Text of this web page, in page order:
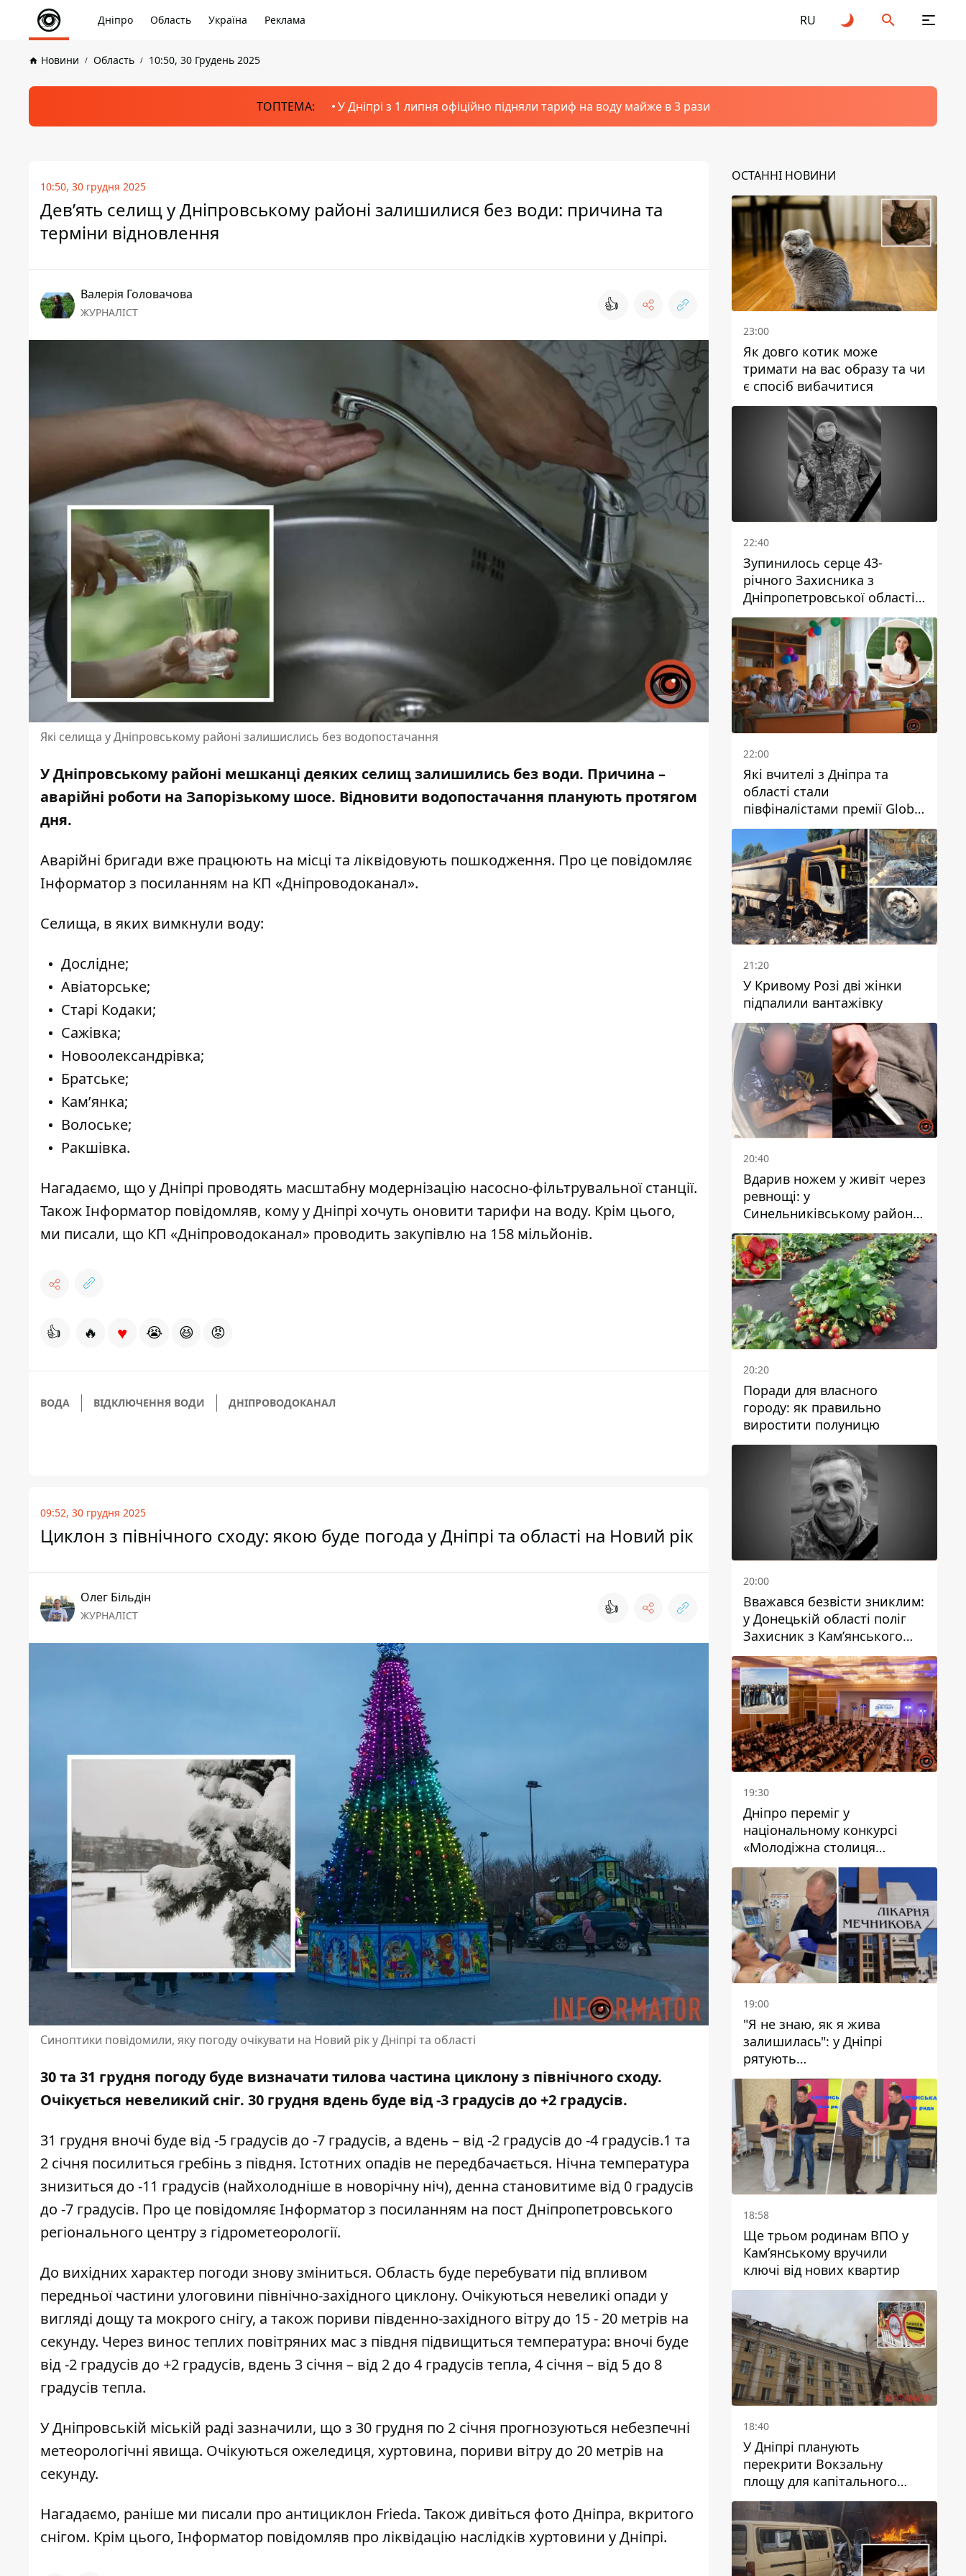
Дніпро Область Україна Реклама RU
Новини Область 10:50, 30 Грудень 2025
ТОПТЕМА: У Дніпрі з 1 липня офіційно підняли тариф на воду майже в 3 рази
10:50, 30 грудня 2025
Дев’ять селищ у Дніпровському районі залишилися без води: причина та
терміни відновлення
Валерія Головачова
ЖУРНАЛІСТ 👍
Які селища у Дніпровському районі залишислись без водопостачання
У Дніпровському районі мешканці деяких селищ залишились без води. Причина –
аварійні роботи на Запорізькому шосе. Відновити водопостачання планують протягом
дня.
Аварійні бригади вже працюють на місці та ліквідовують пошкодження. Про це повідомляє
Інформатор з посиланням на КП «Дніпроводоканал».
Селища, в яких вимкнули воду:
Дослідне;
Авіаторське;
Старі Кодаки;
Сажівка;
Новоолександрівка;
Братське;
Кам’янка;
Волоське;
Ракшівка.
Нагадаємо, що у Дніпрі проводять масштабну модернізацію насосно-фільтрувальної станції.
Також Інформатор повідомляв, кому у Дніпрі хочуть оновити тарифи на воду. Крім цього,
ми писали, що КП «Дніпроводоканал» проводить закупівлю на 158 мільйонів.
👍 🔥 ♥ 😭 😆 😡
ВОДА ВІДКЛЮЧЕННЯ ВОДИ ДНІПРОВОДОКАНАЛ
09:52, 30 грудня 2025
Циклон з північного сходу: якою буде погода у Дніпрі та області на Новий рік
Олег Більдін
ЖУРНАЛІСТ 👍
Синоптики повідомили, яку погоду очікувати на Новий рік у Дніпрі та області
30 та 31 грудня погоду буде визначати тилова частина циклону з північного сходу.
Очікується невеликий сніг. 30 грудня вдень буде від -3 градусів до +2 градусів.
31 грудня вночі буде від -5 градусів до -7 градусів, а вдень – від -2 градусів до -4 градусів.1 та
2 січня посилиться гребінь з півдня. Істотних опадів не передбачається. Нічна температура
знизиться до -11 градусів (найхолодніше в новорічну ніч), денна становитиме від 0 градусів
до -7 градусів. Про це повідомляє Інформатор з посиланням на пост Дніпропетровського
регіонального центру з гідрометеорології.
До вихідних характер погоди знову зміниться. Область буде перебувати під впливом
передньої частини улоговини північно-західного циклону. Очікуються невеликі опади у
вигляді дощу та мокрого снігу, а також пориви південно-західного вітру до 15 - 20 метрів на
секунду. Через винос теплих повітряних мас з півдня підвищиться температура: вночі буде
від -2 градусів до +2 градусів, вдень 3 січня – від 2 до 4 градусів тепла, 4 січня – від 5 до 8
градусів тепла.
УДніпровській міській раді зазначили, що з 30 грудня по 2 січня прогнозуються небезпечні
метеорологічні явища. Очікуються ожеледиця, хуртовина, пориви вітру до 20 метрів на
секунду.
Нагадаємо, раніше ми писали про антициклон Frieda. Також дивіться фото Дніпра, вкритого
снігом. Крім цього, Інформатор повідомляв про ліквідацію наслідків хуртовини у Дніпрі.
ОСТАННІ НОВИНИ
23:00
Як довго котик може
тримати на вас образу та чи
є спосіб вибачитися
22:40
Зупинилось серце 43-
річного Захисника з
Дніпропетровської області
Євгена Зінченка
22:00
Які вчителі з Дніпра та
області стали
півфіналістами премії Global
Teacher Prize Ukraine 2026
21:20
У Кривому Розі дві жінки
підпалили вантажівку
20:40
Вдарив ножем у живіт через
ревнощі: у
Синельниківському районі
затримали 49-річного
чоловіка за вбивство
20:20
Поради для власного
городу: як правильно
виростити полуницю
20:00
Вважався безвісти зниклим:
у Донецькій області поліг
Захисник з Кам’янського
Антон Красовський
19:30
Дніпро переміг у
національному конкурсі
«Молодіжна столиця
України – 2026»
19:00
"Я не знаю, як я жива
залишилась": у Дніпрі
рятують
військовослужбовицю та
мати чотирьох дітей, яку
поранив КАБ
18:58
Ще трьом родинам ВПО у
Кам’янському вручили
ключі від нових квартир
18:40
У Дніпрі планують
перекрити Вокзальну
площу для капітального
ремонту будинку, в який
влучила ворожа ракета: які
терміни